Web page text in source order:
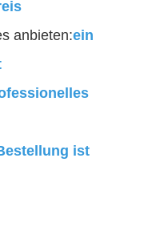
anbieten:ein
ist